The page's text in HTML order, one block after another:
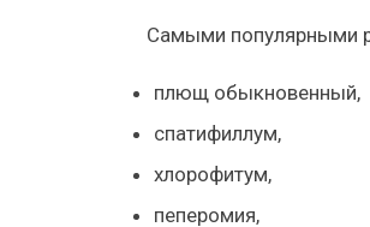
Самыми популярными
плющ обыкновенный,
спатифиллум,
хлорофитум,
пеперомия,